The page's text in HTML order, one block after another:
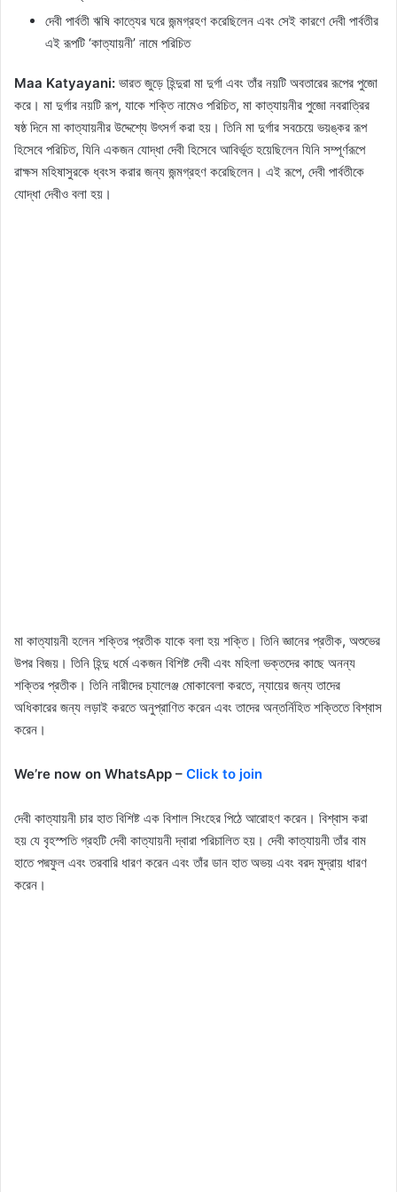
দেবী পার্বতী ঋষি কাত্যের ঘরে জন্মগ্রহণ করেছিলেন এবং সেই কারণে দেবী পার্বতীর
এই রূপটি ‘কাত্যায়নী’ নামে পরিচিত
Maa Katyayani: ভারত জুড়ে হিন্দুরা মা দুর্গা এবং তাঁর নয়টি অবতারের রূপের পুজো
করে। মা দুর্গার নয়টি রূপ, যাকে শক্তি নামেও পরিচিত, মা কাত্যায়নীর পুজো নবরাত্রির
ষষ্ঠ দিনে মা কাত্যায়নীর উদ্দেশ্যে উৎসর্গ করা হয়। তিনি মা দুর্গার সবচেয়ে ভয়ঙ্কর রূপ
হিসেবে পরিচিত, যিনি একজন যোদ্ধা দেবী হিসেবে আবির্ভূত হয়েছিলেন যিনি সম্পূর্ণরূপে
রাক্ষস মহিষাসুরকে ধ্বংস করার জন্য জন্মগ্রহণ করেছিলেন। এই রূপে, দেবী পার্বতীকে
যোদ্ধা দেবীও বলা হয়।
মা কাত্যায়নী হলেন শক্তির প্রতীক যাকে বলা হয় শক্তি। তিনি জ্ঞানের প্রতীক, অশুভের
উপর বিজয়। তিনি হিন্দু ধর্মে একজন বিশিষ্ট দেবী এবং মহিলা ভক্তদের কাছে অনন্য
শক্তির প্রতীক। তিনি নারীদের চ্যালেঞ্জ মোকাবেলা করতে, ন্যায়ের জন্য তাদের
অধিকারের জন্য লড়াই করতে অনুপ্রাণিত করেন এবং তাদের অন্তর্নিহিত শক্তিতে বিশ্বাস
করেন।
We’re now on WhatsApp – Click to join
দেবী কাত্যায়নী চার হাত বিশিষ্ট এক বিশাল সিংহের পিঠে আরোহণ করেন। বিশ্বাস করা
হয় যে বৃহস্পতি গ্রহটি দেবী কাত্যায়নী দ্বারা পরিচালিত হয়। দেবী কাত্যায়নী তাঁর বাম
হাতে পদ্মফুল এবং তরবারি ধারণ করেন এবং তাঁর ডান হাত অভয় এবং বরদ মুদ্রায় ধারণ
করেন।